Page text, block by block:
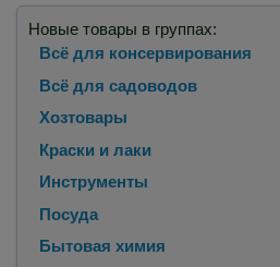
Новые товары в группах:
Всё для консервирования
Всё для садоводов
Хозтовары
Краски и лаки
Инструменты
Посуда
Бытовая химия